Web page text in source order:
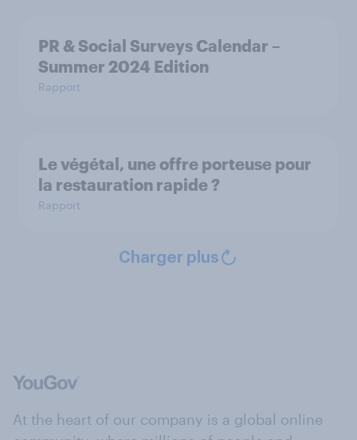
PR & Social Surveys Calendar –
Summer 2024 Edition
Rapport
Le végétal, une offre porteuse pour
la restauration rapide ?
Rapport
Charger plus
At the heart of our company is a global online